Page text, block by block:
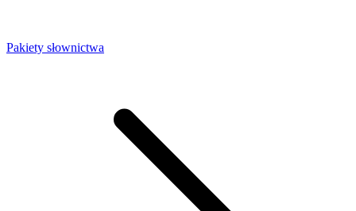
Pakiety słownictwa